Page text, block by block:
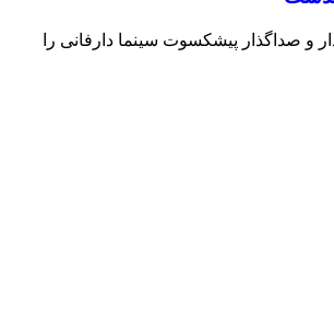
و صداگذار پیشکسوت سینما دارفانی را